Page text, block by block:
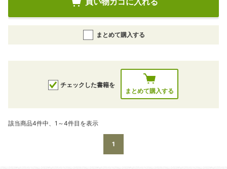
まとめて購入する
チェックした書籍を
まとめて購入する
該当商品4件中、1～4件目を表示
1